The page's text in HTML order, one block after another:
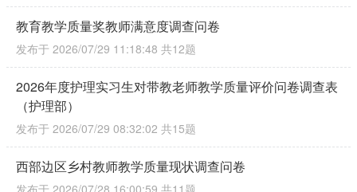
教育教学质量奖教师满意度调查问卷
发布于 2026/07/29 11:18:48 共12题
2026年度护理实习生对带教老师教学质量评价问卷调查表
（护理部）
发布于 2026/07/29 08:32:02 共15题
西部边区乡村教师教学质量现状调查问卷
发布于 2026/07/28 16:00:59 共11题